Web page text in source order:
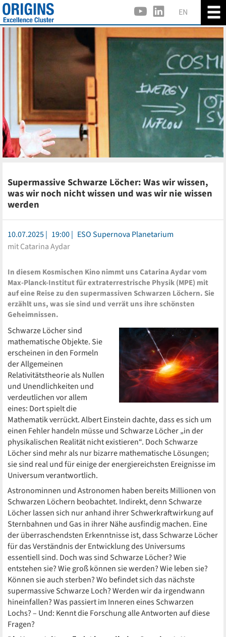
EN
Supermassive Schwarze Löcher: Was wir wissen,
was wir noch nicht wissen und was wir nie wissen
werden
10.07.2025 19:00
ESO Supernova Planetarium
mit Catarina Aydar
In diesem Kosmischen Kino nimmt uns Catarina Aydar vom
Max-Planck-Institut für extraterrestrische Physik (MPE) mit
auf eine Reise zu den supermassiven Schwarzen Löchern. Sie
erzählt uns, was sie sind und verrät uns ihre schönsten
Geheimnissen.
Schwarze Löcher sind
mathematische Objekte. Sie
erscheinen in den Formeln
der Allgemeinen
Relativitätstheorie als Nullen
und Unendlichkeiten und
verdeutlichen vor allem
eines: Dort spielt die
Mathematik verrückt. Albert Einstein dachte, dass es sich um
einen Fehler handeln müsse und Schwarze Löcher „in der
physikalischen Realität nicht existieren“. Doch Schwarze
Löcher sind mehr als nur bizarre mathematische Lösungen;
sie sind real und für einige der energiereichsten Ereignisse im
Universum verantwortlich.
Astronominnen und Astronomen haben bereits Millionen von
Schwarzen Löchern beobachtet. Indirekt, denn Schwarze
Löcher lassen sich nur anhand ihrer Schwerkraftwirkung auf
Sternbahnen und Gas in ihrer Nähe ausfindig machen. Eine
der überraschendsten Erkenntnisse ist, dass Schwarze Löcher
für das Verständnis der Entwicklung des Universums
essentiell sind. Doch was sind Schwarze Löcher? Wie
entstehen sie? Wie groß können sie werden? Wie leben sie?
Können sie auch sterben? Wo befindet sich das nächste
supermassive Schwarze Loch? Werden wir da irgendwann
hineinfallen? Was passiert im Inneren eines Schwarzen
Lochs? – Und: Kennt die Forschung alle Antworten auf diese
Fragen?